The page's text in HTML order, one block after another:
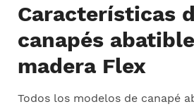
Características
canapés
madera Flex
Todos los modelos de canapé